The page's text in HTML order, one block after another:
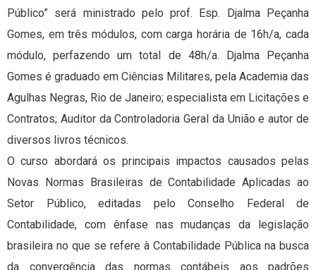
Público” será ministrado pelo prof. Esp. Djalma Peçanha
Gomes, em três módulos, com carga horária de 16h/a, cada
módulo, perfazendo um total de 48h/a. Djalma Peçanha
Gomes é graduado em Ciências Militares, pela Academia das
Agulhas Negras, Rio de Janeiro; especialista em Licitações e
Contratos; Auditor da Controladoria Geral da União e autor de
diversos livros técnicos.
O curso abordará os principais impactos causados pelas
Novas Normas Brasileiras de Contabilidade Aplicadas ao
Setor Público, editadas pelo Conselho Federal de
Contabilidade, com ênfase nas mudanças da legislação
brasileira no que se refere à Contabilidade Pública na busca
da convergência das normas contábeis aos padrões